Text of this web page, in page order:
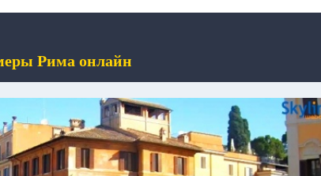
Рима онлайн